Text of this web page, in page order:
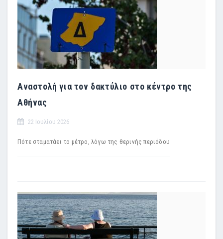
Αναστολή για τον δακτύλιο στο κέντρο της
Αθήνας
22 Ιουλίου 2026
Πότε σταματάει το μέτρο, λόγω της θερινής περιόδου